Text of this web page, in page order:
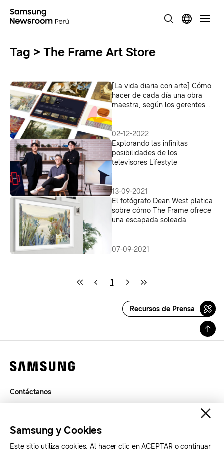
Tag > The Frame Art Store
[La vida diaria con arte] Cómo
hacer de cada día una obra
maestra, según los gerentes
02-12-2022
Explorando las infinitas
posibilidades de los
televisores Lifestyle
13-09-2021
El fotógrafo Dean West platica
sobre cómo The Frame ofrece
una escapada soleada
07-09-2021
1
Recursos de Prensa
Contáctanos
SAMSUNG.COM
Samsung y Cookies
Este sitio utiliza cookies. Al hacer clic en ACEPTAR o continuar